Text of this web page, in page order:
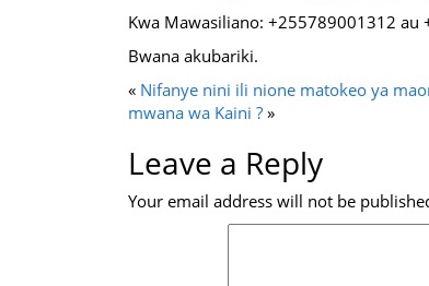
Kwa Mawasiliano: +255789001312 au
Bwana akubariki.
« Nifanye nini ili nione matokeo ya
mwana wa Kaini ? »
Leave a Reply
Your email address will not be